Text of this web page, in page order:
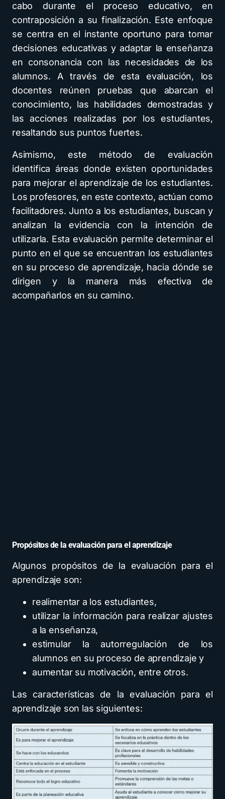
cabo durante el proceso educativo, en
contraposición a su finalización. Este enfoque
se centra en el instante oportuno para tomar
decisiones educativas y adaptar la enseñanza
en consonancia con las necesidades de los
alumnos. A través de esta evaluación, los
docentes reúnen pruebas que abarcan el
conocimiento, las habilidades demostradas y
las acciones realizadas por los estudiantes,
resaltando sus puntos fuertes.
Asimismo, este método de evaluación
identifica áreas donde existen oportunidades
para mejorar el aprendizaje de los estudiantes.
Los profesores, en este contexto, actúan como
facilitadores. Junto a los estudiantes, buscan y
analizan la evidencia con la intención de
utilizarla. Esta evaluación permite determinar el
punto en el que se encuentran los estudiantes
en su proceso de aprendizaje, hacia dónde se
dirigen y la manera más efectiva de
acompañarlos en su camino.
Propósitos de la evaluación para el aprendizaje
Algunos propósitos de la evaluación para el
aprendizaje son:
realimentar a los estudiantes,
utilizar la información para realizar ajustes
a la enseñanza,
estimular la autorregulación de los
alumnos en su proceso de aprendizaje y
aumentar su motivación, entre otros.
Las características de la evaluación para el
aprendizaje son las siguientes: